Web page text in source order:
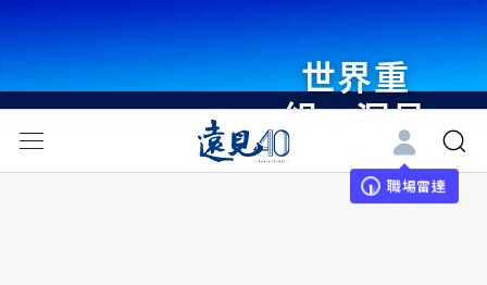
世界重
組・洞見
未來 與
世界領袖
職場雷達